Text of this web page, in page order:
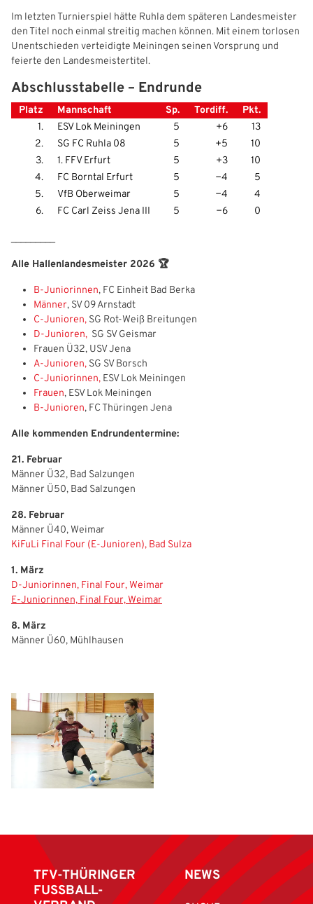
Im letzten Turnierspiel hätte Ruhla dem späteren Landesmeister
den Titel noch einmal streitig machen können. Mit einem torlosen
Unentschieden verteidigte Meiningen seinen Vorsprung und
feierte den Landesmeistertitel.
Abschlusstabelle – Endrunde
Platz Mannschaft Sp. Tordiff.
Pkt.
1.
ESV Lok Meiningen 5 +6
13
2.
SG FC Ruhla 08 5 +5
10
3.
1. FFV Erfurt 5 +3
10
4.
FC Borntal Erfurt 5 −4
5
5.
VfB Oberweimar 5 −4
4
6.
FC Carl Zeiss Jena III 5 −6 0
Alle Hallenlandesmeister 2026 🏆
B-Juniorinnen, FC Einheit Bad Berka
Männer, SV 09 Arnstadt
C-Junioren, SG Rot-Weiß Breitungen
D-Junioren, SG SV Geismar
Frauen Ü32, USV Jena
A-Junioren, SG SV Borsch
C-Juniorinnen, ESV Lok Meiningen
Frauen, ESV Lok Meiningen
B-Junioren, FC Thüringen Jena
Alle kommenden Endrundentermine:
21. Februar
Männer Ü32, Bad Salzungen
Männer Ü50, Bad Salzungen
28. Februar
Männer Ü40, Weimar
KiFuLi Final Four (E-Junioren), Bad Sulza
1. März
D-Juniorinnen, Final Four, Weimar
E-Juniorinnen, Final Four, Weimar
8. März
Männer Ü60, Mühlhausen
TFV-THÜRINGER
FUSSBALL-
NEWS
WEBSITE DURCHSUCHEN
IHRE LESEZEICHEN
IHR LOGIN
Benutzeranmeldung
Bitte geben Sie Ihren Benutzernamen und Ihr Passwort ein, um
sich an der Website anzumelden.
Anmelden